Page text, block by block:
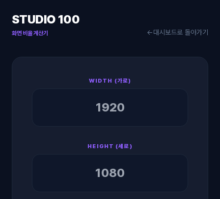
STUDIO 100
화면 비율 계산기 ←대시보드로 돌아가기
WIDTH (가로)
HEIGHT (세로)